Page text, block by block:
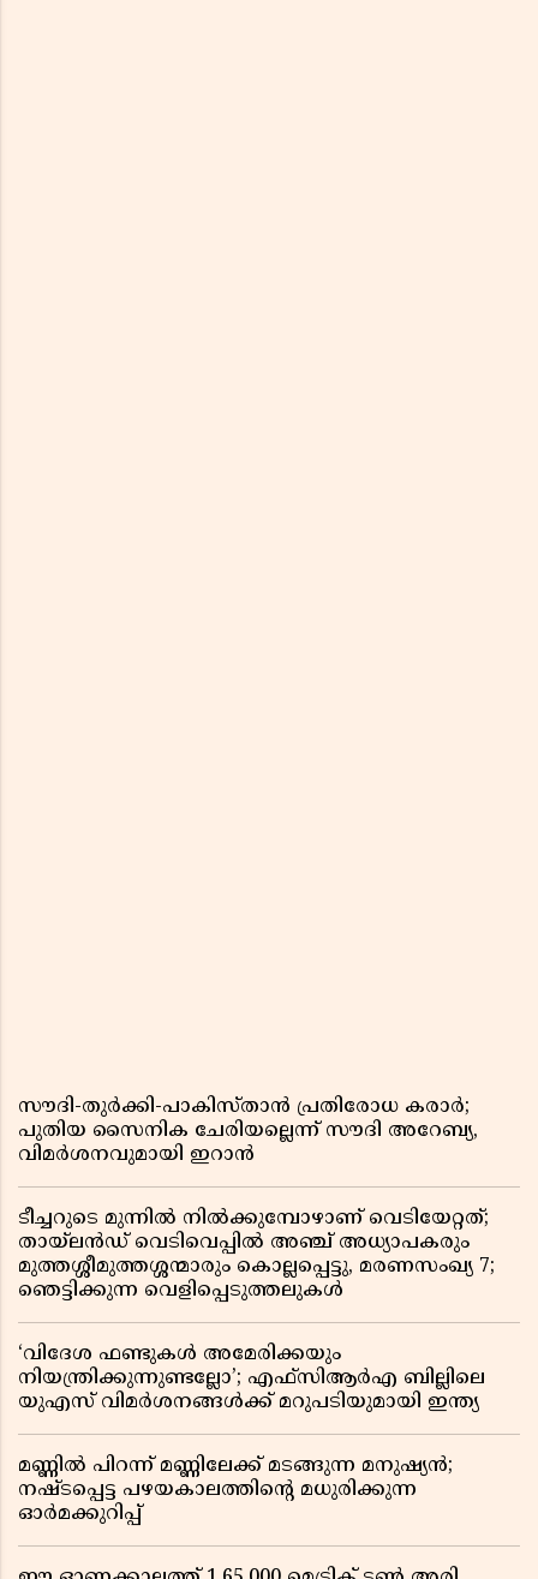
സൗദി-തുർക്കി-പാകിസ്താൻ പ്രതിരോധ കരാർ;
പുതിയ സൈനിക ചേരിയല്ലെന്ന് സൗദി അറേബ്യ,
വിമർശനവുമായി ഇറാൻ
ടീച്ചറുടെ മുന്നിൽ നിൽക്കുമ്പോഴാണ് വെടിയേറ്റത്;
തായ്‌ലൻഡ് വെടിവെപ്പിൽ അഞ്ച് അധ്യാപകരും
മുത്തശ്ശീമുത്തശ്ശന്മാരും കൊല്ലപ്പെട്ടു, മരണസംഖ്യ 7;
ഞെട്ടിക്കുന്ന വെളിപ്പെടുത്തലുകൾ
‘വിദേശ ഫണ്ടുകൾ അമേരിക്കയും
നിയന്ത്രിക്കുന്നുണ്ടല്ലോ’; എഫ്സിആർഎ ബില്ലിലെ
യുഎസ് വിമർശനങ്ങൾക്ക് മറുപടിയുമായി ഇന്ത്യ
മണ്ണിൽ പിറന്ന് മണ്ണിലേക്ക് മടങ്ങുന്ന മനുഷ്യൻ;
നഷ്ടപ്പെട്ട പഴയകാലത്തിൻ്റെ മധുരിക്കുന്ന
ഓർമക്കുറിപ്പ്